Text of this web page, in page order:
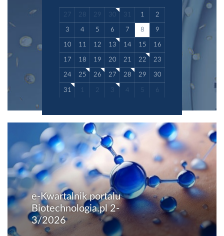
27 28 29 30 31 1 2
3 4 5 6 7 8 9
10 11 12 13 14 15 16
17 18 19 20 21 22 23
24 25 26 27 28 29 30
31 1 2 3 4 5 6
e-Kwartalnik portalu
Biotechnologia.pl 2-
3/2026